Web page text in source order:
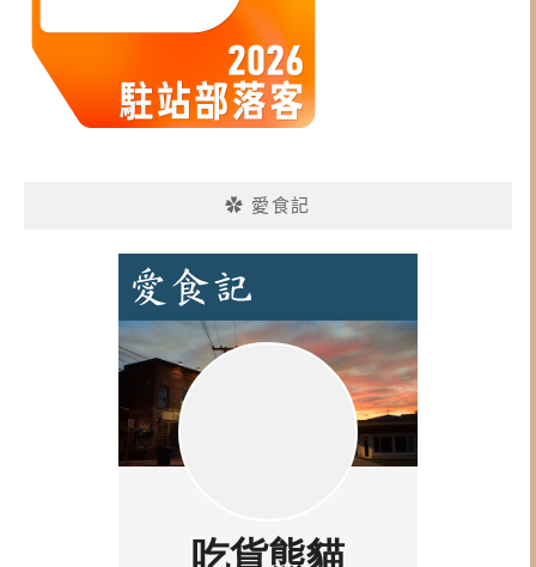
✿ 愛食記